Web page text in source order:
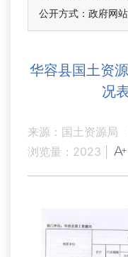
公开方式：政府网站
华容县国土资
况
来源：国土资源局
浏览量： 2023